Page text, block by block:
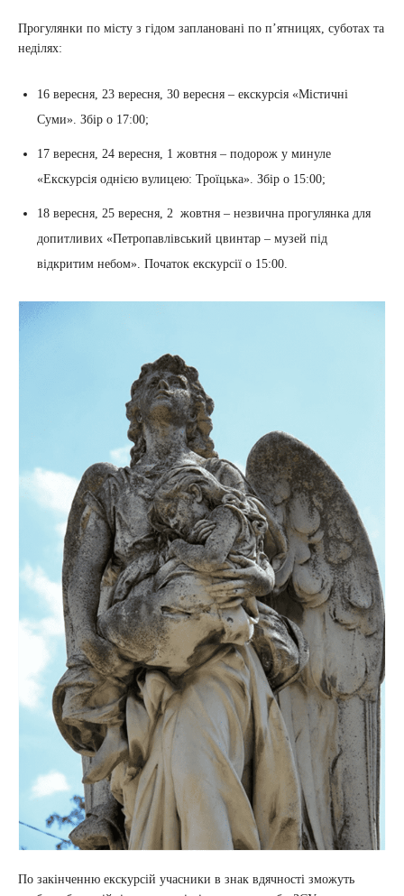
Прогулянки по місту з гідом заплановані по п’ятницях, суботах та
неділях:
16 вересня, 23 вересня, 30 вересня – екскурсія «Містичні
Суми». Збір о 17:00;
17 вересня, 24 вересня, 1 жовтня – подорож у минуле
«Екскурсія однією вулицею: Троїцька». Збір о 15:00;
18 вересня, 25 вересня, 2 жовтня – незвична прогулянка для
допитливих «Петропавлівський цвинтар – музей під
відкритим небом». Початок екскурсії о 15:00.
По закінченню екскурсій учасники в знак вдячності зможуть